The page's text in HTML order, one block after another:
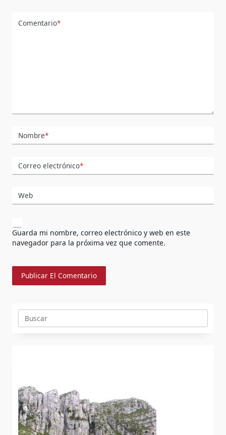
Comentario*
Nombre*
Correo electrónico*
Web
Guarda mi nombre, correo electrónico y web en este
navegador para la próxima vez que comente.
Buscar: